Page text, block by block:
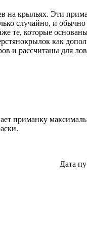
на крыльях. Эти
случайно, и
те, которые
как
и рассчитаны для
приманку
Дата